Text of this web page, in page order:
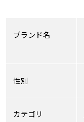
ブランド名
性別
カテゴリ